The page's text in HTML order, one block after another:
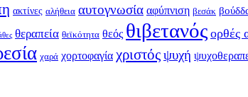
ακτίνες αλήθεια αυτογνωσία αφύπνιση βεσάκ
θεραπεία θεϊκότητα θεός θιβετανός ορθές
χαρά χορτοφαγία χριστόςψυχή